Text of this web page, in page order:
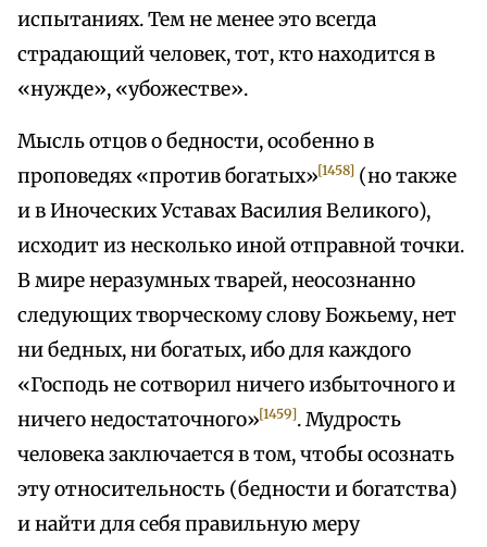
испытаниях. Тем не менее это всегда
страдающий человек, тот, кто находится в
«нужде», «убожестве».
Мысль отцов о бедности, особенно в
проповедях «против богатых»[1458] (но также
и в Иноческих Уставах Василия Великого),
исходит из несколько иной отправной точки.
В мире неразумных тварей, неосознанно
следующих творческому слову Божьему, нет
ни бедных, ни богатых, ибо для каждого
«Господь не сотворил ничего избыточного и
ничего недостаточного»[1459]. Мудрость
человека заключается в том, чтобы осознать
эту относительность (бедности и богатства)
и найти для себя правильную меру